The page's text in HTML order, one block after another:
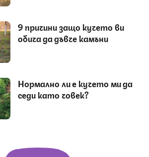
9 причини защо кучето ви
обича да дъвче камъни
Нормално ли е кучето ми да
седи като човек?